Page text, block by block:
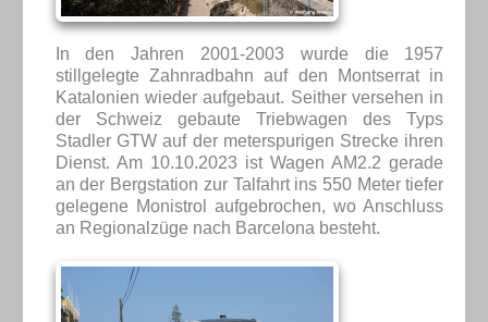
In den Jahren 2001-2003 wurde die 1957
stillgelegte Zahnradbahn auf den Montserrat in
Katalonien wieder aufgebaut. Seither versehen in
der Schweiz gebaute Triebwagen des Typs
Stadler GTW auf der meterspurigen Strecke ihren
Dienst. Am 10.10.2023 ist Wagen AM2.2 gerade
an der Bergstation zur Talfahrt ins 550 Meter tiefer
gelegene Monistrol aufgebrochen, wo Anschluss
an Regionalzüge nach Barcelona besteht.